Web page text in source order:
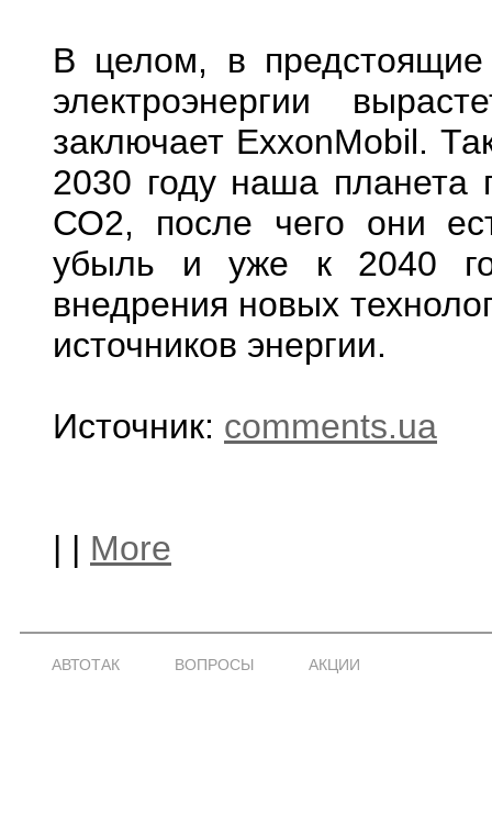
В целом, в
электроэнергии
заключает ExxonMobil.
2030 году наша планета
СО2, после чего они
убыль и уже к 2040
внедрения новых
источников энергии.
Источник: comments.ua
| | More
АВТОТАК ВОПРОСЫ АКЦИИ